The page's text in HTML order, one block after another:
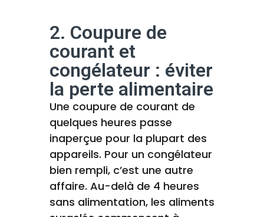
2. Coupure de
courant et
congélateur : éviter
la perte alimentaire
Une coupure de courant de
quelques heures passe
inaperçue pour la plupart des
appareils. Pour un congélateur
bien rempli, c’est une autre
affaire. Au-delà de 4 heures
sans alimentation, les aliments